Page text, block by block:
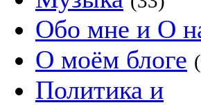
Обо мне и О
О моём блоге
Политика и